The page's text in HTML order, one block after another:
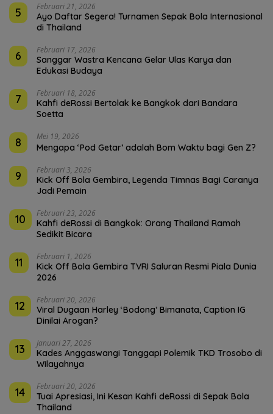
5 Februari 21, 2026
Ayo Daftar Segera! Turnamen Sepak Bola Internasional
di Thailand
6 Februari 17, 2026
Sanggar Wastra Kencana Gelar Ulas Karya dan
Edukasi Budaya
7 Februari 18, 2026
Kahfi deRossi Bertolak ke Bangkok dari Bandara
Soetta
8 Mei 19, 2026
Mengapa ‘Pod Getar’ adalah Bom Waktu bagi Gen Z?
9 Februari 3, 2026
Kick Off Bola Gembira, Legenda Timnas Bagi Caranya
Jadi Pemain
10 Februari 23, 2026
Kahfi deRossi di Bangkok: Orang Thailand Ramah
Sedikit Bicara
11 Februari 1, 2026
Kick Off Bola Gembira TVRI Saluran Resmi Piala Dunia
2026
12 Februari 20, 2026
Viral Dugaan Harley ‘Bodong’ Bimanata, Caption IG
Dinilai Arogan?
13 Januari 27, 2026
Kades Anggaswangi Tanggapi Polemik TKD Trosobo di
Wilayahnya
14 Februari 20, 2026
Tuai Apresiasi, Ini Kesan Kahfi deRossi di Sepak Bola
Thailand